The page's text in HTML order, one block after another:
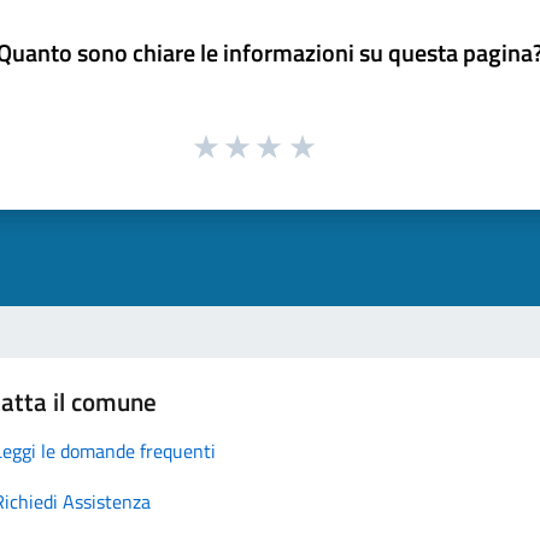
sono chiare le informazioni su questa
il comune
le domande frequenti
Assistenza